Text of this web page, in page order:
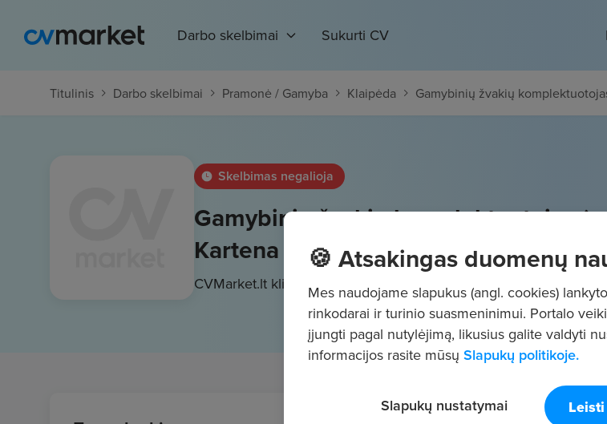
Darbo skelbimai Sukurti CV
Titulinis Darbo skelbimai Pramonė / Gamyba Klaipėda Gamybinių žvakių
Skelbimas negalioja
Gamybinių žvakių komplektuotojas (-
Kartena
CVMarket.lt klientas1230 - 1250 €/mėn. Prieš mokesčius
🍪 Atsakingas duomenų
Mes naudojame slapukus (angl. cookies)
rinkodarai ir turinio suasmeninimui. Portalo
įjungti pagal nutylėjimą, likusius galite valdyti
informacijos rasite mūsų Slapukų politikoje.
Slapukų nustatymai